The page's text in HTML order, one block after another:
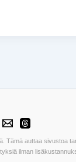
Tämä auttaa sivustoa
ilman